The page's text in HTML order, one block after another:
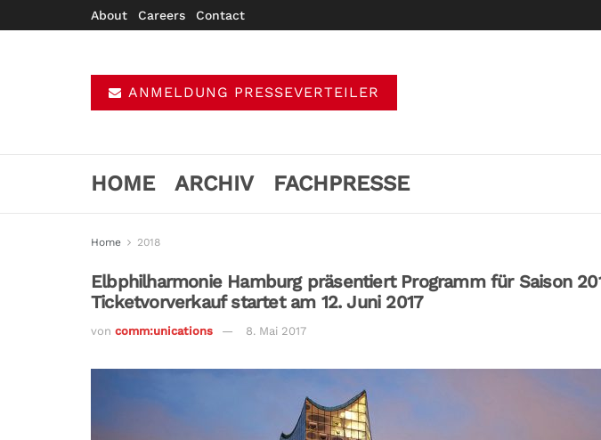
About Careers Contact
ANMELDUNG PRESSEVERTEILER
HOME ARCHIV FACHPRESSE
Home 2018
Elbphilharmonie Hamburg präsentiert Programm für Saison
Ticketvorverkauf startet am 12. Juni 2017
von comm:unications 8. Mai 2017